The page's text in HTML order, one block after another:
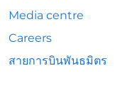
Media centre
Careers
สายการบินพันธมิตร